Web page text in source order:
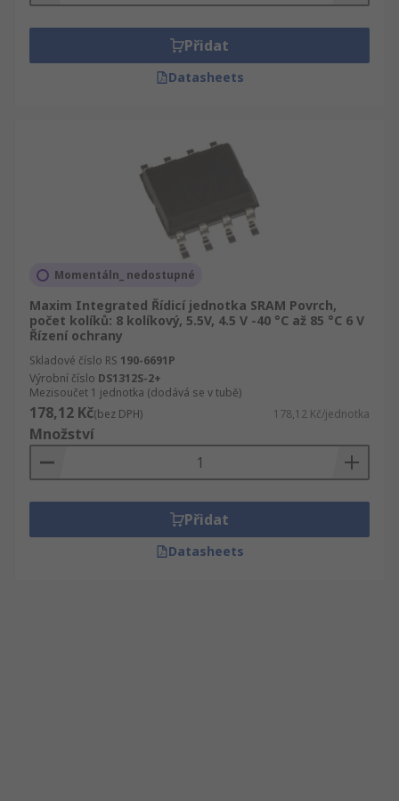
Přidat
Datasheets
Momentáln_ nedostupné
Maxim Integrated Řídicí jednotka SRAM Povrch,
počet kolíků: 8 kolíkový, 5.5V, 4.5 V -40 °C až 85 °C 6 V
Řízení ochrany
Skladové číslo RS 190-6691P
Výrobní číslo DS1312S-2+
Mezisoučet 1 jednotka (dodává se v tubě)
178,12 Kč(bez DPH) 178,12 Kč/jednotka
Množství
Přidat
Datasheets